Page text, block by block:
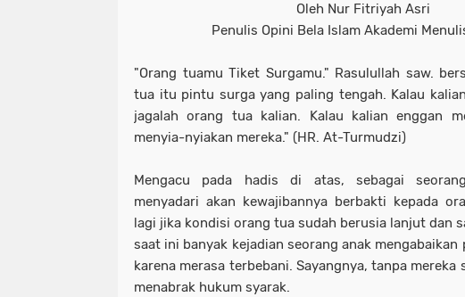
Oleh Nur Fitriyah Asri
Penulis Opini Bela Islam Akademi
"Orang tuamu Tiket Surgamu." Rasulullah saw.
tua itu pintu surga yang paling tengah. Kalau
jagalah orang tua kalian. Kalau kalian enggan
menyia-nyiakan mereka." (HR. At-Turmudzi)
Mengacu pada hadis di atas, sebagai
menyadari akan kewajibannya berbakti kepada
lagi jika kondisi orang tua sudah berusia lanjut dan
saat ini banyak kejadian seorang anak
karena merasa terbebani. Sayangnya, tanpa mereka
menabrak hukum syarak.